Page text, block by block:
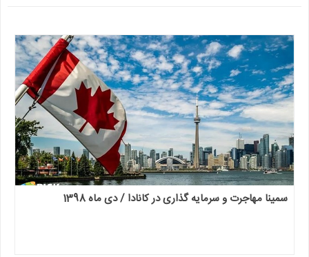
سمینا مهاجرت و سرمایه گذاری در کانادا / دی ماه 1398